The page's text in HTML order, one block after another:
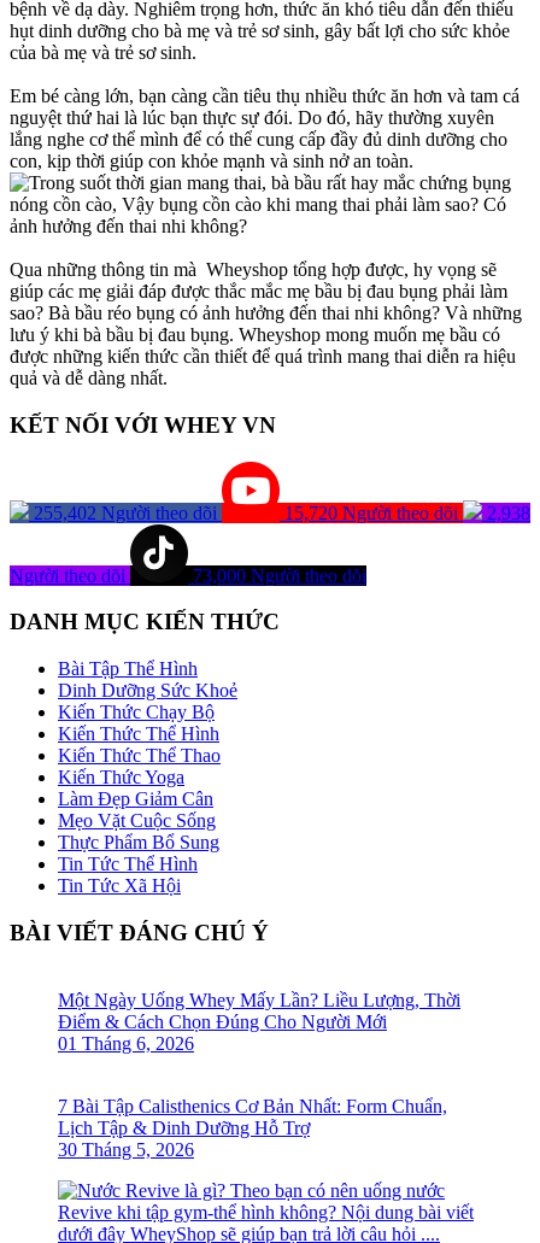
bệnh về dạ dày. Nghiêm trọng hơn, thức ăn khó tiêu dẫn đến thiếu
hụt dinh dưỡng cho bà mẹ và trẻ sơ sinh, gây bất lợi cho sức khỏe
của bà mẹ và trẻ sơ sinh.
Em bé càng lớn, bạn càng cần tiêu thụ nhiều thức ăn hơn và tam cá
nguyệt thứ hai là lúc bạn thực sự đói. Do đó, hãy thường xuyên
lắng nghe cơ thể mình để có thể cung cấp đầy đủ dinh dưỡng cho
con, kịp thời giúp con khỏe mạnh và sinh nở an toàn.
Qua những thông tin mà Wheyshop tổng hợp được, hy vọng sẽ
giúp các mẹ giải đáp được thắc mắc mẹ bầu bị đau bụng phải làm
sao? Bà bầu réo bụng có ảnh hưởng đến thai nhi không? Và những
lưu ý khi bà bầu bị đau bụng. Wheyshop mong muốn mẹ bầu có
được những kiến ​​thức cần thiết để quá trình mang thai diễn ra hiệu
quả và dễ dàng nhất.
KẾT NỐI VỚI WHEY VN
255,402 Người theo dõi 15,720 Người theo dõi 2,938
Người theo dõi 73,000 Người theo dõi
DANH MỤC KIẾN THỨC
Bài Tập Thể Hình
Dinh Dưỡng Sức Khoẻ
Kiến Thức Chạy Bộ
Kiến Thức Thể Hình
Kiến Thức Thể Thao
Kiến Thức Yoga
Làm Đẹp Giảm Cân
Mẹo Vặt Cuộc Sống
Thực Phẩm Bổ Sung
Tin Tức Thể Hình
Tin Tức Xã Hội
BÀI VIẾT ĐÁNG CHÚ Ý
Một Ngày Uống Whey Mấy Lần? Liều Lượng, Thời
Điểm & Cách Chọn Đúng Cho Người Mới
01 Tháng 6, 2026
7 Bài Tập Calisthenics Cơ Bản Nhất: Form Chuẩn,
Lịch Tập & Dinh Dưỡng Hỗ Trợ
30 Tháng 5, 2026